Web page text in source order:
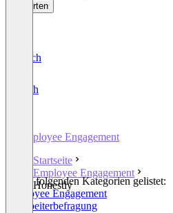
Bewerten
Deutsch
English
Employee Engagement
Startseite
Employee Engagement
Honestly
In den folgenden Kategorien gelistet:
Employee Engagement
Mitarbeiterbefragung